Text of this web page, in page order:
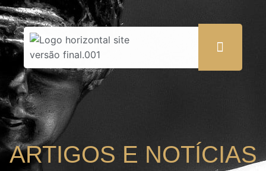
ARTIGOS E NOTÍCIAS